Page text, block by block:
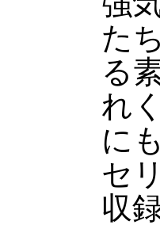
た
る
れ
に
セ
収